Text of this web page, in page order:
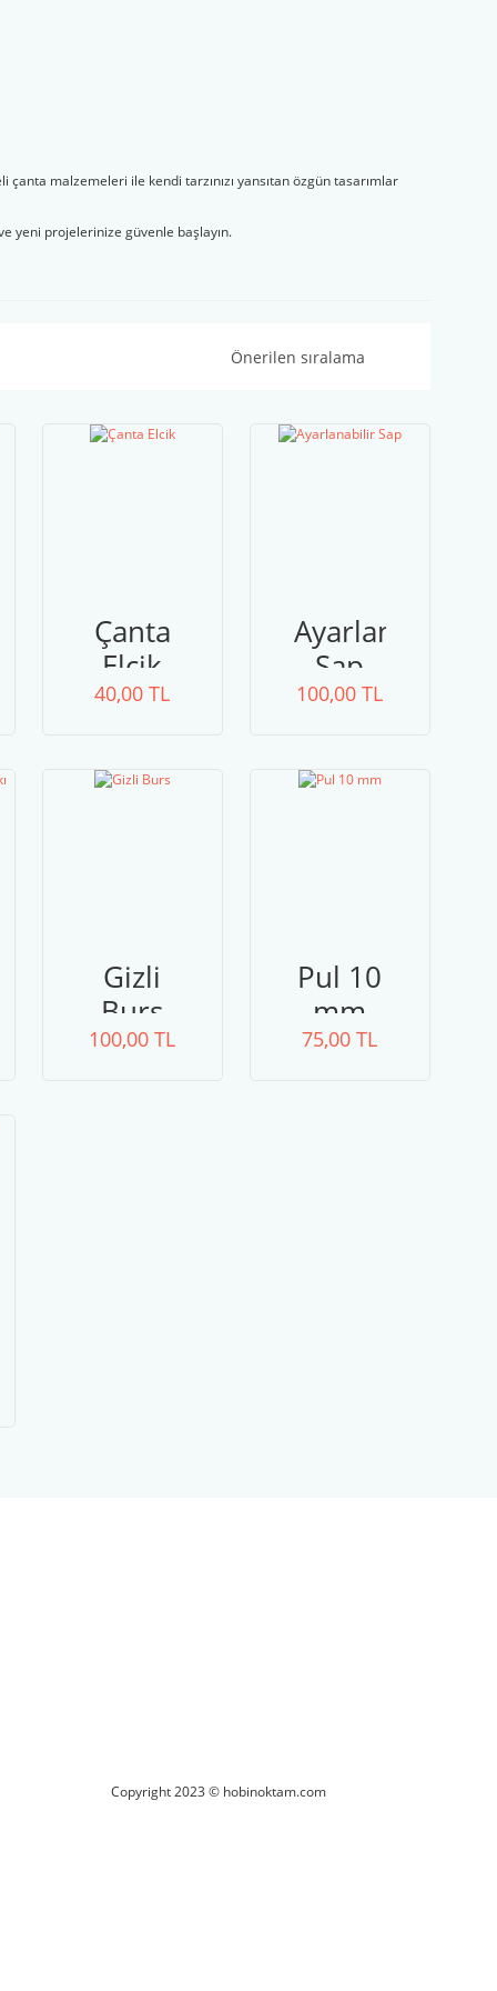
malzemeleri ile kendi tarzınızı yansıtan özgün tasarımlar
yeni projelerinize güvenle başlayın.
Çanta
Elcik
40,00 TL
Ayarlanabilir
Sap
100,00 TL
Gizli
Burs
100,00 TL
Pul 10
mm
75,00 TL
Copyright 2023 © hobinoktam.com